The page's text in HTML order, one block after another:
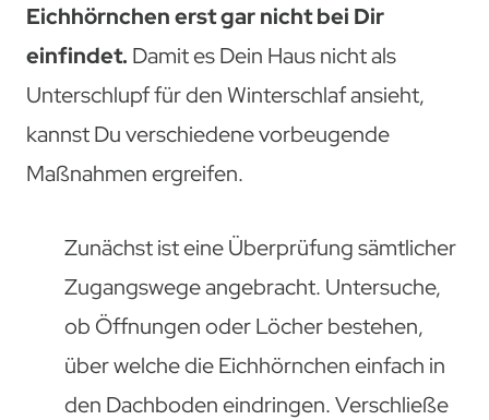
Eichhörnchen erst gar nicht bei Dir
einfindet. Damit es Dein Haus nicht als
Unterschlupf für den Winterschlaf ansieht,
kannst Du verschiedene vorbeugende
Maßnahmen ergreifen.
Zunächst ist eine Überprüfung sämtlicher
Zugangswege angebracht. Untersuche,
ob Öffnungen oder Löcher bestehen,
über welche die Eichhörnchen einfach in
den Dachboden eindringen. Verschließe